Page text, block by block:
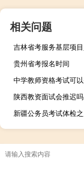
相关问题
贵州省考报名时间
陕西教资面试会推迟吗